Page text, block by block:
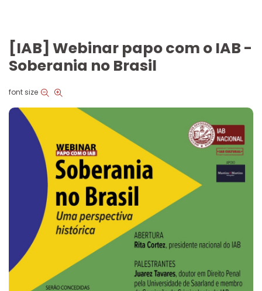
[IAB] Webinar papo com o IAB -
Soberania no Brasil
font size